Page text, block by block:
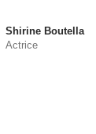
Shirine Boutella
Actrice